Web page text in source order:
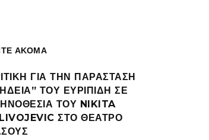
ΑΚΟΜΑ
ΓΙΑ ΤΗΝ ΠΑΡΑΣΤΑΣΗ
ΤΟΥ ΕΥΡΙΠΙΔΗ ΣΕ
ΤΟΥ NIKITA
ΣΤΟ ΘΕΑΤΡΟ